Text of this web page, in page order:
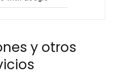
y otros